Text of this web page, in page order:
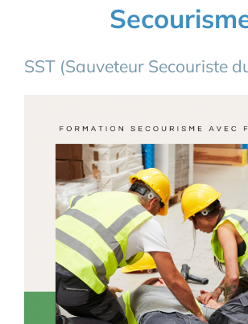
SST (Sauveteur Secouriste